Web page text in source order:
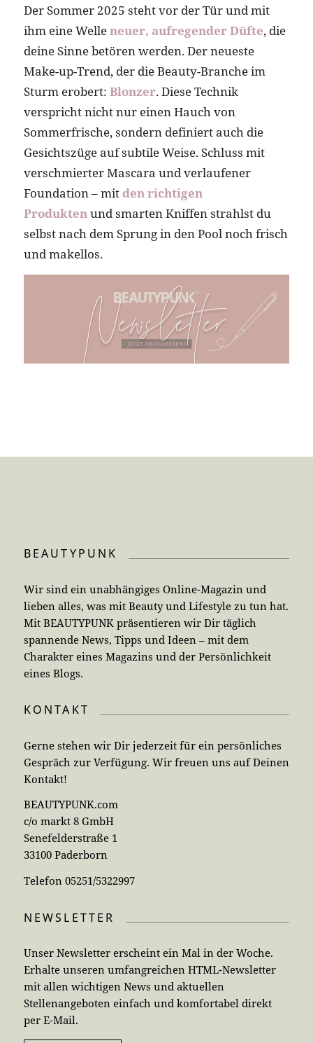
Der Sommer 2025 steht vor der Tür und mit
ihm eine Welleneuer, aufregender Düfte, die
deine Sinne betören werden. Der neueste
Make-up-Trend, der die Beauty-Branche im
Sturm erobert: Blonzer. Diese Technik
verspricht nicht nur einen Hauch von
Sommerfrische, sondern definiert auch die
Gesichtszüge auf subtile Weise. Schluss mit
verschmierter Mascara und verlaufener
Foundation – mit den richtigen
Produktenund smarten Kniffen strahlst du
selbst nach dem Sprung in den Pool noch frisch
und makellos.
BEAUTYPUNK
Wir sind ein unabhängiges Online-Magazin und
lieben alles, was mit Beauty und Lifestyle zu tun hat.
Mit BEAUTYPUNK präsentieren wir Dir täglich
spannende News, Tipps und Ideen – mit dem
Charakter eines Magazins und der Persönlichkeit
eines Blogs.
KONTAKT
Gerne stehen wir Dir jederzeit für ein persönliches
Gespräch zur Verfügung. Wir freuen uns auf Deinen
Kontakt!
BEAUTYPUNK.com
c/o markt 8 GmbH
Senefelderstraße 1
33100 Paderborn
Telefon 05251/5322997
NEWSLETTER
Unser Newsletter erscheint ein Mal in der Woche.
Erhalte unseren umfangreichen HTML-Newsletter
mit allen wichtigen News und aktuellen
Stellenangeboten einfach und komfortabel direkt
per E-Mail.